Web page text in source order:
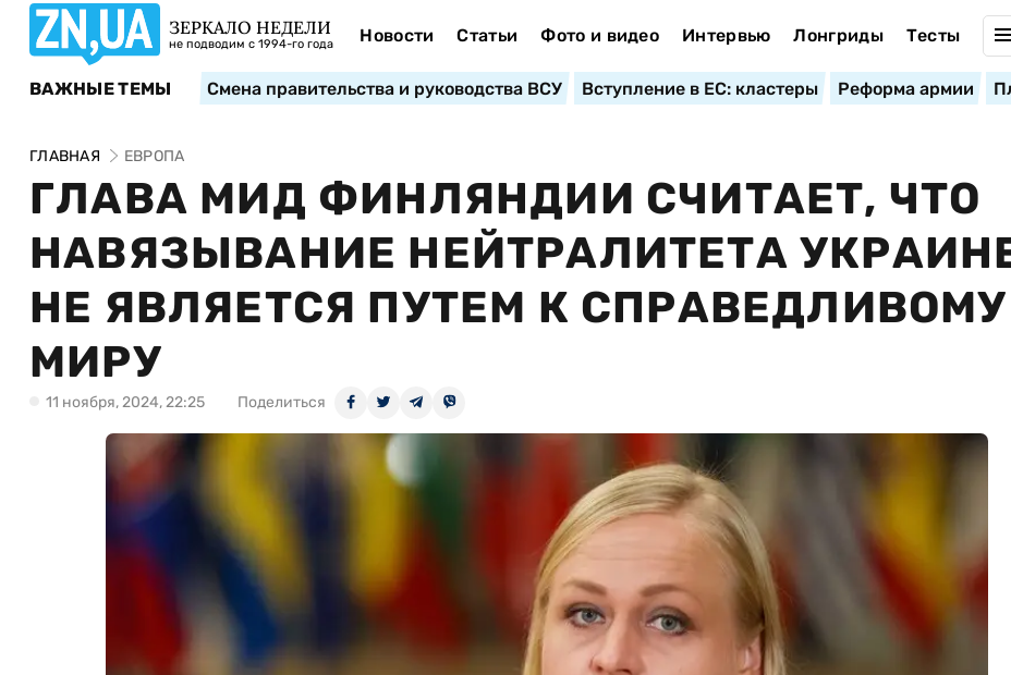
ЗЕРКАЛО НЕДЕЛИ
не подводим с 1994-го года Новости Статьи Фото и видео Интервью Лонгриды Тесты
ВАЖНЫЕ ТЕМЫ Смена правительства и руководства ВСУ Вступление в ЕС: кластеры Реформа армии
ГЛАВНАЯ ЕВРОПА
ГЛАВА МИД ФИНЛЯНДИИ СЧИТАЕТ, ЧТО
НАВЯЗЫВАНИЕ НЕЙТРАЛИТЕТА
НЕ ЯВЛЯЕТСЯ ПУТЕМ К СПРАВЕДЛИВОМУ
МИРУ
11 ноября, 2024, 22:25 Поделиться